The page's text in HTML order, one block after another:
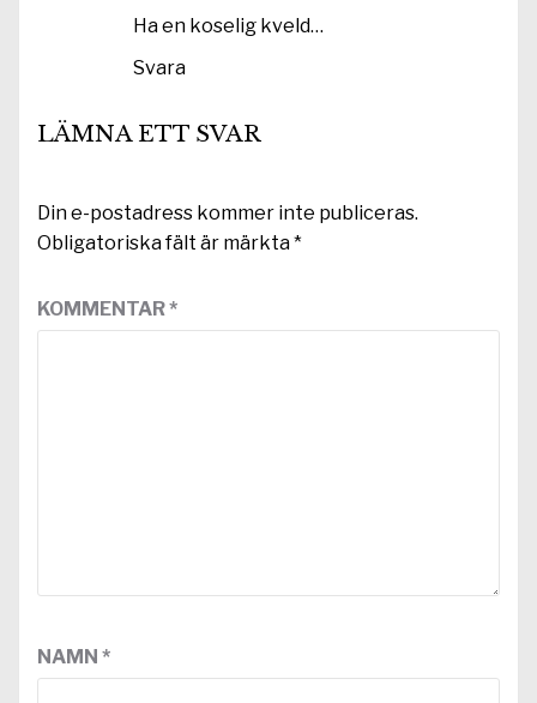
Ha en koselig kveld…
Svara
LÄMNA ETT SVAR
Din e-postadress kommer inte publiceras.
Obligatoriska fält är märkta*
KOMMENTAR*
NAMN *